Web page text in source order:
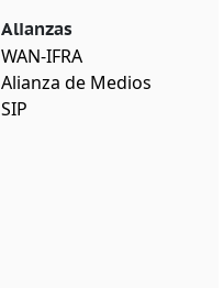
Alianzas
WAN-IFRA
Alianza de Medios
SIP